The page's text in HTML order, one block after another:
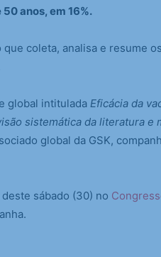
anos, em 16%.
coleta, analisa e resume
global intitulada Eficácia da
sistemática da literatura e
global da GSK,
sábado (30) no